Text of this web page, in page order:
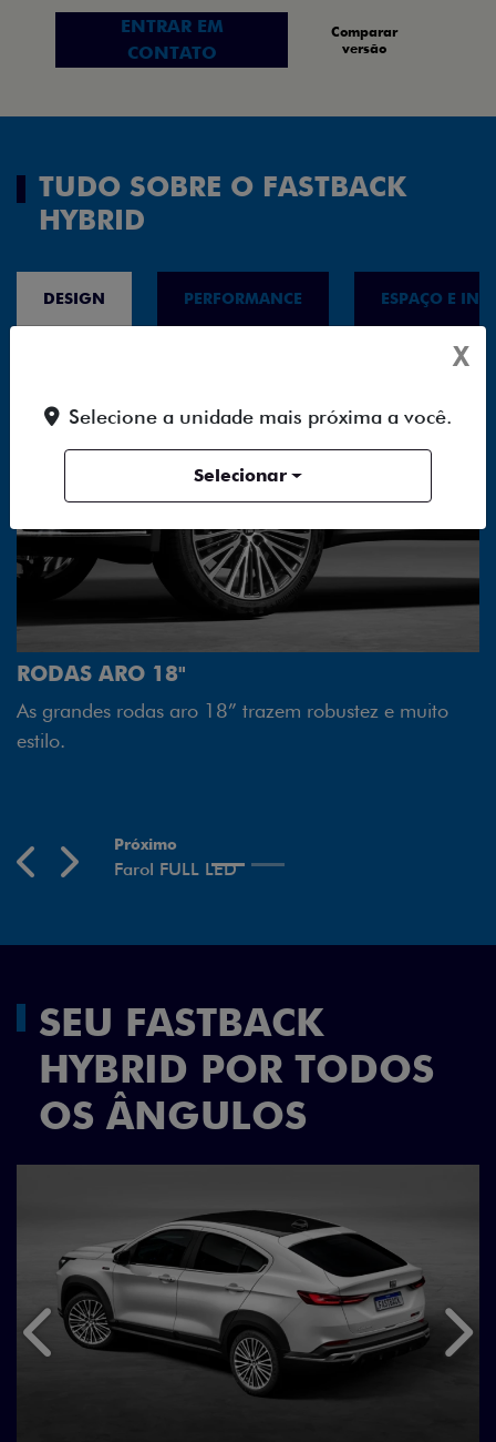
ENTRAR EM
CONTATO
Comparar
versão
TUDO SOBRE O FASTBACK
HYBRID
DESIGN PERFORMANCE ESPAÇO E
trazem robustez e muito
FAROL FULL LED
Tecnologia dos faróis
economia para você.
SEU FASTBACK
HYBRID POR TODOS
OS ÂNGULOS
Anterior
X
Selecione a unidade mais próxima a você.
Selecionar